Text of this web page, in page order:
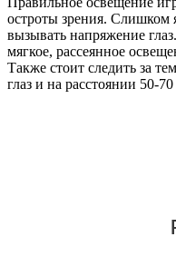
остроты зрения. Слишком
вызывать напряжение
мягкое, рассеянное
Также стоит следить за
глаз и на расстоянии 50-